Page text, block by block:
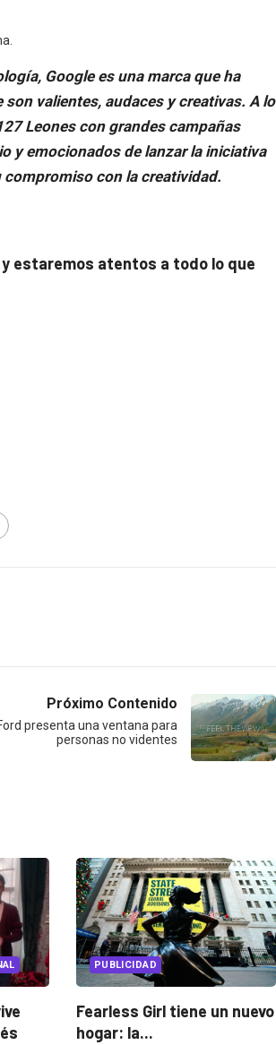
Google es una marca que ha
valientes, audaces y creativas. A lo
Leones con grandes campañas
y emocionados de lanzar la iniciativa
compromiso con la creatividad.
estaremos atentos a todo lo que
Próximo Contenido
presenta una ventana para
personas no videntes
INNOVACIÓN
Live Transcribe: la nueva
app de Google...